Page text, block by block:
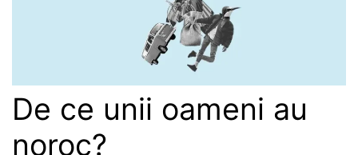
De ce unii oameni au
noroc?